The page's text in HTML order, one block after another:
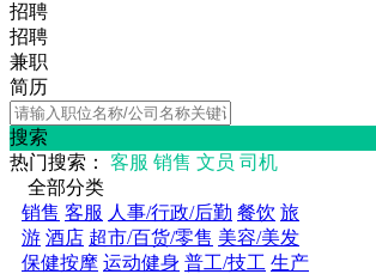
招聘
招聘
兼职
简历
搜索
热门搜索：
客服 销售 文员 司机
全部分类
销售 客服 人事/行政/后勤 餐饮 旅
游 酒店 超市/百货/零售 美容/美发
保健按摩 运动健身 普工/技工 生产